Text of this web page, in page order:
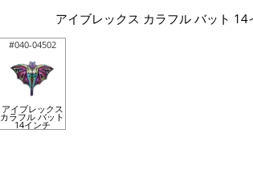
アイブレックス カラフル バット 14
#040-04502
アイブレックス
カラフル バット
14インチ